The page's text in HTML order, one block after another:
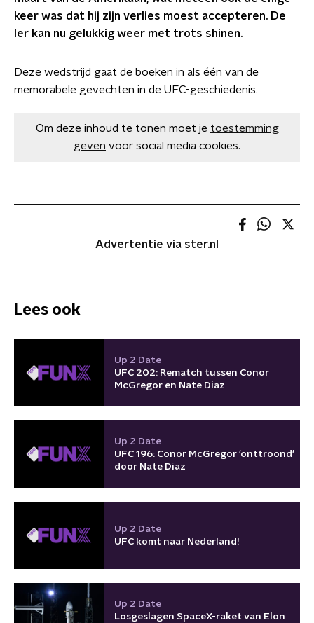
keer was dat hij zijn verlies moest accepteren. De
Ier kan nu gelukkig weer met trots shinen.
Deze wedstrijd gaat de boeken in als één van de
memorabele gevechten in de UFC-geschiedenis.
Om deze inhoud te tonen moet je toestemming
geven voor social media cookies.
Advertentie via ster.nl
Lees ook
Up 2 Date
UFC 202: Rematch tussen Conor
McGregor en Nate Diaz
Up 2 Date
UFC 196: Conor McGregor 'onttroond'
door Nate Diaz
Up 2 Date
UFC komt naar Nederland!
Up 2 Date
Losgeslagen SpaceX-raket van Elon